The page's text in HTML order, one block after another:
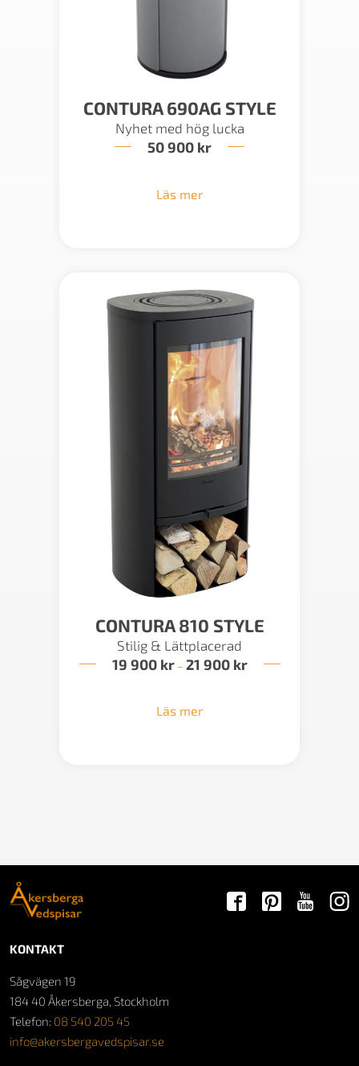
CONTURA 690AG STYLE
Nyhet med hög lucka
50 900 kr
Läs mer
CONTURA 810 STYLE
Stilig & Lättplacerad
19 900 kr – 21 900 krPrisintervall:
Läs mer
KONTAKT
Sågvägen 19
184 40 Åkersberga, Stockholm
Telefon: 08 540 205 45
info@akersbergavedspisar.se